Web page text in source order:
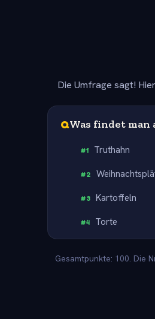
Die Umfrage sagt!
QWas findet man
#1 Truthahn
#2
#3 Kartoffeln
#4 Torte
Gesamtpunkte: 100. Die